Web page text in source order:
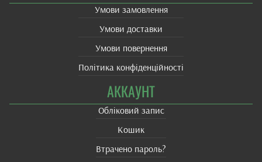
Умови замовлення
Умови доставки
Умови повернення
Політика конфіденційності
АККАУНТ
Обліковий запис
Кошик
Втрачено пароль?